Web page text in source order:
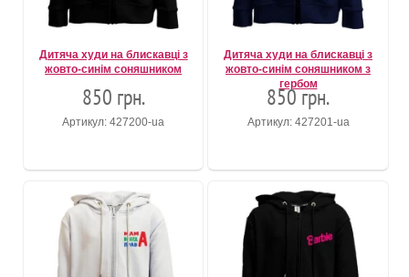
Дитяча худи на блискавці з
жовто-синім соняшником
850 грн.
Артикул: 427200-ua
Дитяча худи на блискавці з
жовто-синім соняшником з
гербом
850 грн.
Артикул: 427201-ua